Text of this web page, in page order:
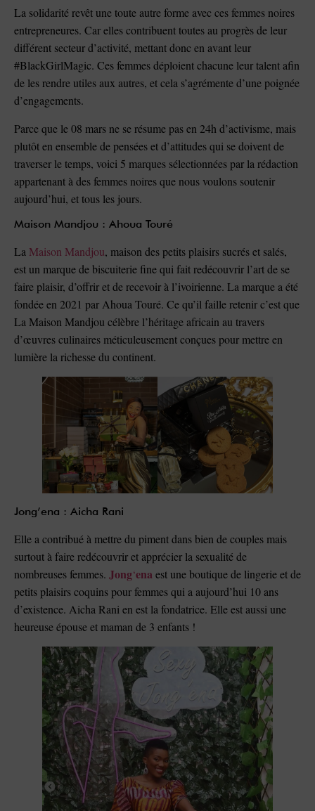
La solidarité revêt une toute autre forme avec ces femmes noires
entrepreneures. Car elles contribuent toutes au progrès de leur
différent secteur d’activité, mettant donc en avant leur
#BlackGirlMagic. Ces femmes déploient chacune leur talent afin
de les rendre utiles aux autres, et cela s’agrémente d’une poignée
d’engagements.
Parce que le 08 mars ne se résume pas en 24h d’activisme, mais
plutôt en ensemble de pensées et d’attitudes qui se doivent de
traverser le temps, voici 5 marques sélectionnées par la rédaction
appartenant à des femmes noires que nous voulons soutenir
aujourd’hui, et tous les jours.
Maison Mandjou : Ahoua Touré
La Maison Mandjou, maison des petits plaisirs sucrés et salés,
est un marque de biscuiterie fine qui fait redécouvrir l’art de se
faire plaisir, d’offrir et de recevoir à l’ivoirienne. La marque a été
fondée en 2021 par Ahoua Touré. Ce qu’il faille retenir c’est que
La Maison Mandjou célèbre l’héritage africain au travers
d’œuvres culinaires méticuleusement conçues pour mettre en
lumière la richesse du continent.
Jong’ena : Aicha Rani
Elle a contribué à mettre du piment dans bien de couples mais
surtout à faire redécouvrir et apprécier la sexualité de
nombreuses femmes. Jong‘ena est une boutique de lingerie et de
petits plaisirs coquins pour femmes qui a aujourd’hui 10 ans
d’existence. Aicha Rani en est la fondatrice. Elle est aussi une
heureuse épouse et maman de 3 enfants !